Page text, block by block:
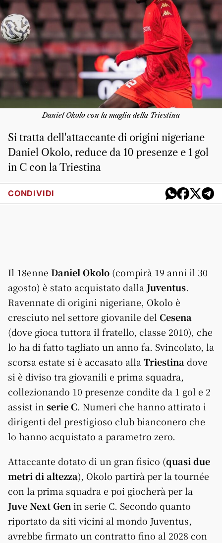
Daniel Okolo con la maglia della Triestina
Si tratta dell'attaccante di origini nigeriane
Daniel Okolo, reduce da 10 presenze e 1 gol
in C con la Triestina
CONDIVIDI
Il 18enne Daniel Okolo (compirà 19 anni il 30
agosto) è stato acquistato dalla Juventus.
Ravennate di origini nigeriane, Okolo è
cresciuto nel settore giovanile del Cesena
(dove gioca tuttora il fratello, classe 2010), che
lo ha di fatto tagliato un anno fa. Svincolato, la
scorsa estate si è accasato alla Triestina dove
si è diviso tra giovanili e prima squadra,
collezionando 10 presenze condite da 1 gol e 2
assist in serie C. Numeri che hanno attirato i
dirigenti del prestigioso club bianconero che
lo hanno acquistato a parametro zero.
Attaccante dotato di un gran fisico (quasi due
metri di altezza), Okolo partirà per la tournée
con la prima squadra e poi giocherà per la
Juve Next Gen in serie C. Secondo quanto
riportato da siti vicini al mondo Juventus,
avrebbe firmato un contratto fino al 2028 con